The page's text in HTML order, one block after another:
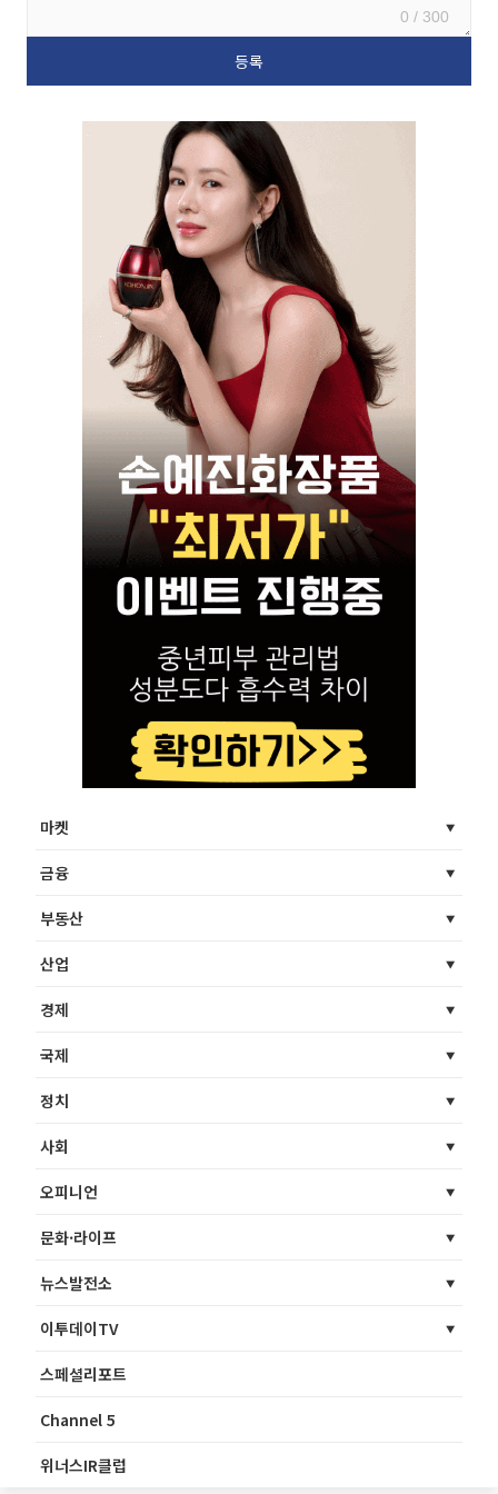
0 / 300
마켓
금융
부동산
산업
경제
국제
정치
사회
오피니언
문화·라이프
뉴스발전소
이투데이TV
스페셜리포트
Channel 5
위너스IR클럽